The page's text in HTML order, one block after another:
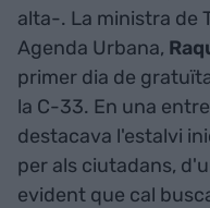
alta-. La ministra de
Agenda Urbana,
primer dia de
la C-33. En una
destacava l'estalvi
per als ciutadans,
evident que cal